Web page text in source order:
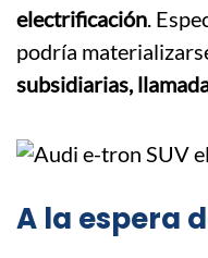
electrificación .
podría
subsidiarias,
A la espera